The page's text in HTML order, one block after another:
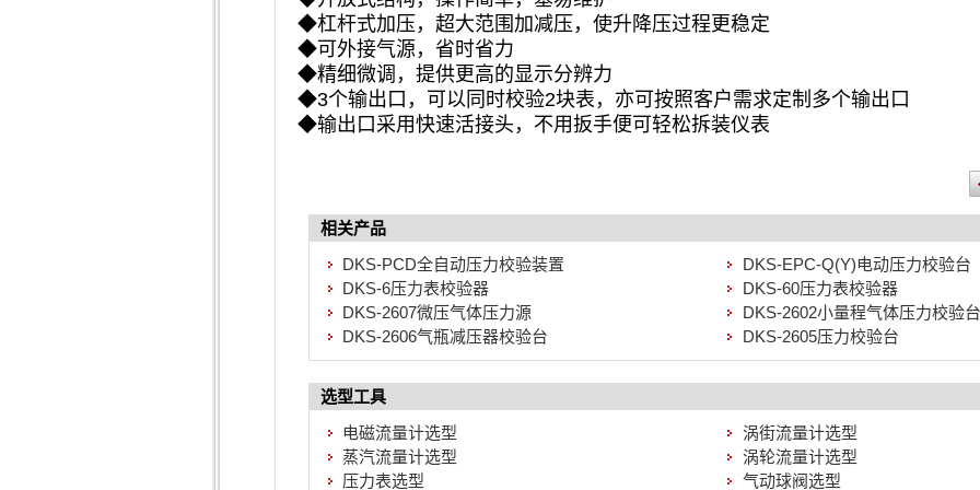
◆杠杆式加压，超大范围加减压，使升降压过程更稳定
◆可外接气源，省时省力
◆精细微调，提供更高的显示分辨力
◆3个输出口，可以同时校验2块表，亦可按照客户需求定制多个输出口
◆输出口采用快速活接头，不用扳手便可轻松拆装仪表
相关产品
DKS-PCD全自动压力校验装置
DKS-EPC-Q(Y)电动压力校验台
DKS-6压力表校验器
DKS-60压力表校验器
DKS-2607微压气体压力源
DKS-2602小量程气体压力校验台
DKS-2606气瓶减压器校验台
DKS-2605压力校验台
选型工具
电磁流量计选型
涡街流量计选型
蒸汽流量计选型
涡轮流量计选型
压力表选型
气动球阀选型